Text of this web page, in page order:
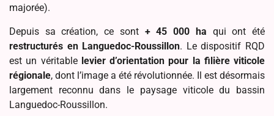
majorée).
Depuis sa création, ce sont + 45 000 ha qui ont été
restructurés en Languedoc-Roussillon. Le dispositif RQD
est un véritable levier d’orientation pour la filière viticole
régionale, dont l’image a été révolutionnée. Il est désormais
largement reconnu dans le paysage viticole du bassin
Languedoc-Roussillon.